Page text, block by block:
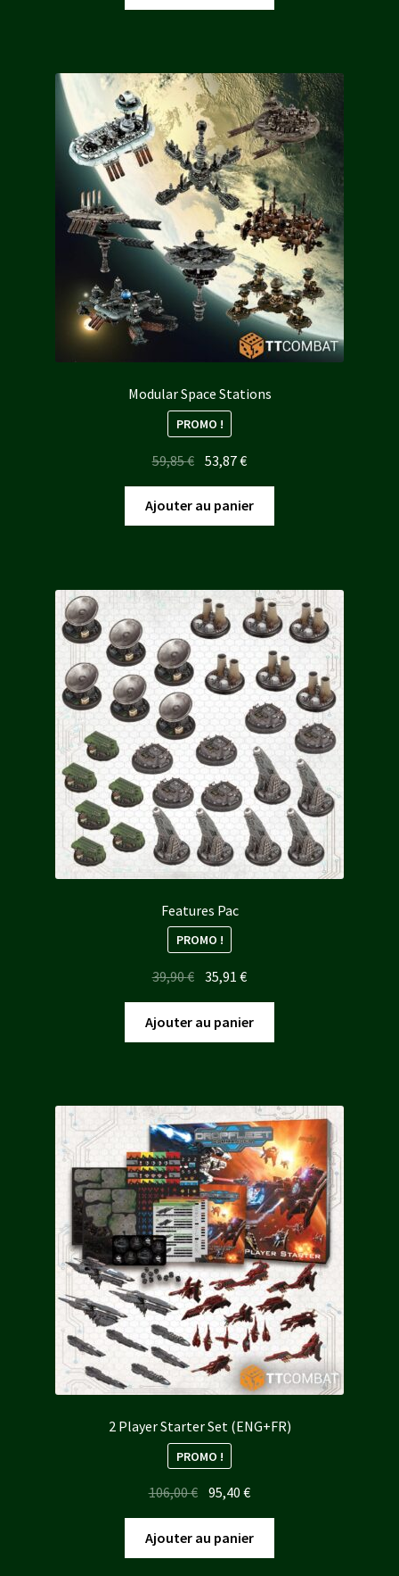
était :
est :
Modular Space Stations
PROMO !
59,85€ Le
initial
était :
53,87€Le
actuel
est :
Ajouter au panier
Features Pac
PROMO !
39,90€ Le
prix
initial
était :
35,91€Le
prix
actuel
est :
Ajouter au panier
2 Player Starter Set (ENG+FR)
PROMO !
106,00€ Le
prix
initial
était :
95,40€Le
prix
actuel
est :
Ajouter au panier